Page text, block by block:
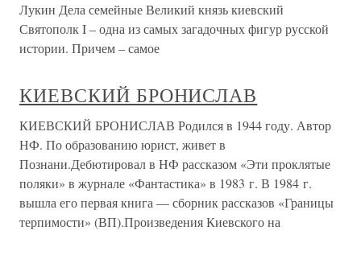
Лукин Дела семейные Великий князь киевский
Святополк I – одна из самых загадочных фигур русской
истории. Причем – самое
КИЕВСКИЙ БРОНИСЛАВ
КИЕВСКИЙ БРОНИСЛАВ Родился в 1944 году. Автор
НФ. По образованию юрист, живет в
Познани.Дебютировал в НФ рассказом «Эти проклятые
поляки» в журнале «Фантастика» в 1983 г. В 1984 г.
вышла его первая книга — сборник рассказов «Границы
терпимости» (ВП).Произведения Киевского на